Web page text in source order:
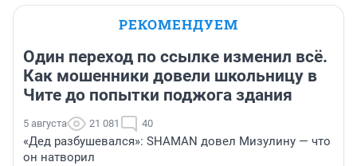
РЕКОМЕНДУЕМ
Один переход по ссылке изменил всё.
Как мошенники довели школьницу в
Чите до попытки поджога здания
5 августа 21 081 40
«Дед разбушевался»: SHAMAN довел Мизулину — что
он натворил